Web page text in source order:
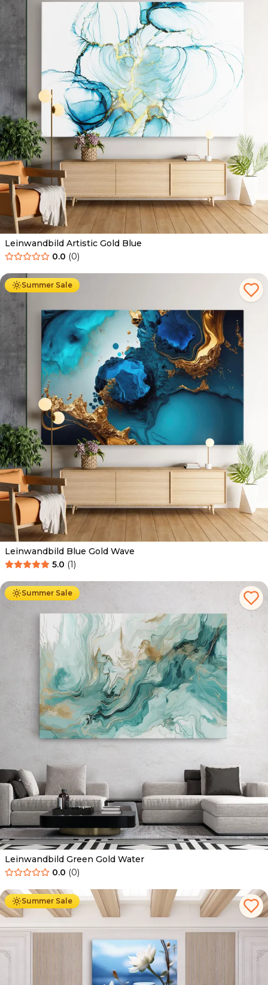
Leinwandbild Artistic Gold Blue
0.0 (0)
Summer Sale
Ab 39.90 € 34.90
Leinwandbild Blue Gold Wave
5.0 (1)
Summer Sale
Ab 39.90 € 34.90
Leinwandbild Green Gold Water
0.0 (0)
Summer Sale
Ab 39.90 € 34.90